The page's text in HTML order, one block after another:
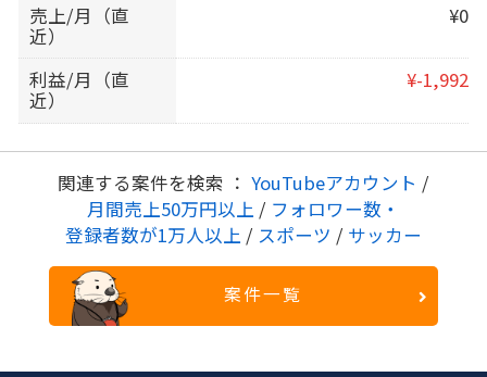
売上/月（直
近）
¥0
利益/月（直
近）
¥-1,992
関連する案件を検索 ： YouTubeアカウント /
月間売上50万円以上 / フォロワー数・
登録者数が1万人以上 / スポーツ / サッカー
案件一覧